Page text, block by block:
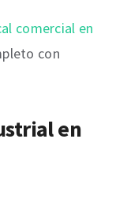
comercial en
con
en